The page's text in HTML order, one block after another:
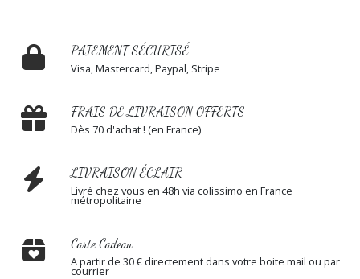
PAIEMENT SÉCURISÉ
Visa, Mastercard, Paypal, Stripe
FRAIS DE LIVRAISON OFFERTS
Dès 70 d'achat ! (en France)
LIVRAISON ÉCLAIR
Livré chez vous en 48h via colissimo en France
métropolitaine
Carte Cadeau
A partir de 30 € directement dans votre boite mail ou par
courrier